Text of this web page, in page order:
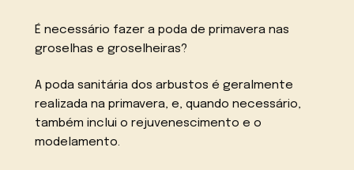
É necessário fazer a poda de primavera nas
groselhas e groselheiras?
A poda sanitária dos arbustos é geralmente
realizada na primavera, e, quando necessário,
também inclui o rejuvenescimento e o
modelamento.